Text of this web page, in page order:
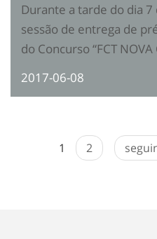
Durante a tarde do dia 7
sessão de entrega de
do Concurso “FCT NOVA
2017-06-08
1 2